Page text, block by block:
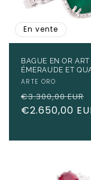
En vente
BAGUE EN OR ART
ÉMERAUDE ET
Fournisseur :
ARTE ORO
Prix
habituel
€3.300,00 EUR
€2.650,00